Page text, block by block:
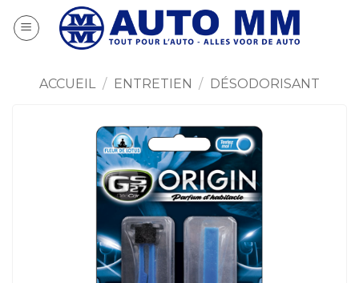
au
ACCUEIL / ENTRETIEN / DÉSODORISANT